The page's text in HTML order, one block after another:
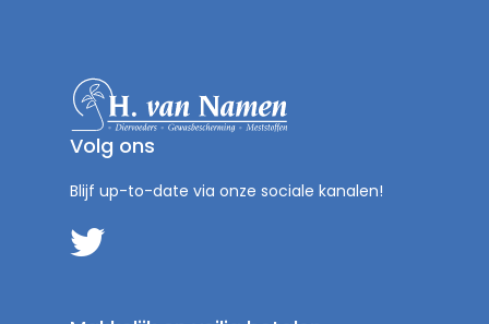
Volg ons
Blijf up-to-date via onze sociale kanalen!